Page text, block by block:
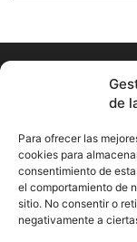
de
Para ofrecer las
cookies para
consentimiento de
el comportamiento de
sitio. No consentir o
negativamente a
Información